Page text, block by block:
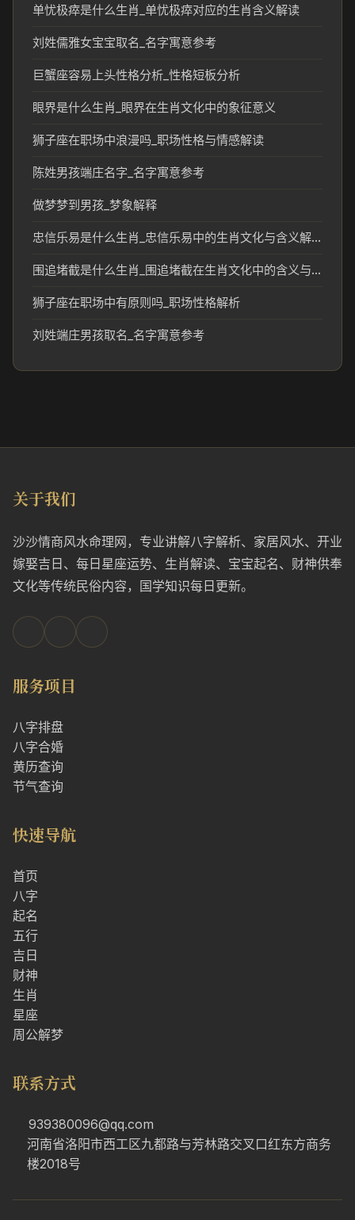
单忧极瘁是什么生肖_单忧极瘁对应的生肖含义解读
刘姓儒雅女宝宝取名_名字寓意参考
巨蟹座容易上头性格分析_性格短板分析
眼界是什么生肖_眼界在生肖文化中的象征意义
狮子座在职场中浪漫吗_职场性格与情感解读
陈姓男孩端庄名字_名字寓意参考
做梦梦到男孩_梦象解释
忠信乐易是什么生肖_忠信乐易中的生肖文化与含义解析
围追堵截是什么生肖_围追堵截在生肖文化中的含义与象征
狮子座在职场中有原则吗_职场性格解析
刘姓端庄男孩取名_名字寓意参考
关于我们
沙沙情商风水命理网，专业讲解八字解析、家居风水、开业
嫁娶吉日、每日星座运势、生肖解读、宝宝起名、财神供奉
文化等传统民俗内容，国学知识每日更新。
服务项目
八字排盘
八字合婚
黄历查询
节气查询
快速导航
首页
八字
起名
五行
吉日
财神
生肖
星座
周公解梦
联系方式
939380096@qq.com
河南省洛阳市西工区九都路与芳林路交叉口红东方商务
楼2018号